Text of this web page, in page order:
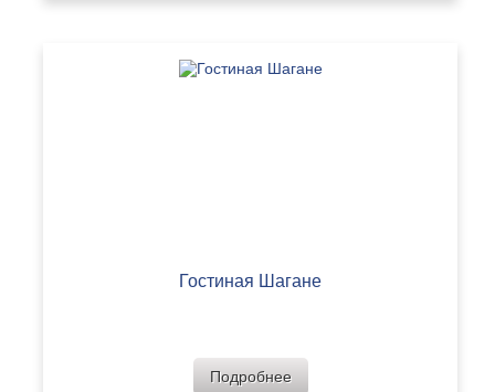
Гостиная Шагане
Подробнее